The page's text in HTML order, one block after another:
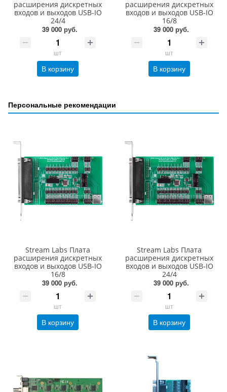
расширения дискретных
входов и выходов USB-IO
24/4
39 000 руб.
шт
В корзину
расширения дискретных
входов и выходов USB-IO
16/8
39 000 руб.
шт
В корзину
Персональные рекомендации
Stream Labs Плата
расширения дискретных
входов и выходов USB-IO
16/8
39 000 руб.
шт
В корзину
Stream Labs Плата
расширения дискретных
входов и выходов USB-IO
24/4
39 000 руб.
шт
В корзину